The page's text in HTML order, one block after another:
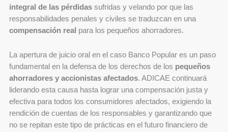
integral de las pérdidassufridas y velando por que las
responsabilidades penales y civiles se traduzcan en una
compensación real para los pequeños ahorradores.
La apertura de juicio oral en el caso Banco Popular es un paso
fundamental en la defensa de los derechos de los pequeños
ahorradores y accionistas afectados. ADICAE continuará
liderando esta causa hasta lograr una compensación justa y
efectiva para todos los consumidores afectados, exigiendo la
rendición de cuentas de los responsables y garantizando que
no se repitan este tipo de prácticas en el futuro financiero de